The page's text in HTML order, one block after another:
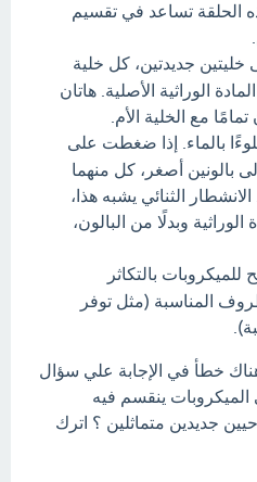
الحلقة تساعد في تقسيم
خليتين جديدتين، كل خلية
الوراثية الأصلية. هاتان
مع الخلية الأم.
بالماء. إذا ضغطت على
بالونين أصغر، كل منهما
الثنائي يشبه هذا،
الوراثية وبدلًا من البالون،
للميكروبات بالتكاثر
المناسبة (مثل توفر
خطأ في الإجابة علي سؤال
الميكروبات ينقسم فيه
جديدين متماثلين ؟ اترك